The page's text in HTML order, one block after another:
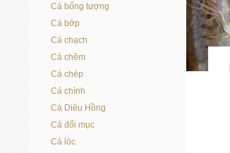
Cá bống tượng
Cá bớp
Cá chạch
Cá chẽm
Cá chép
Cá chình
Cá Diêu Hồng
Cá đối mục
Cá lóc